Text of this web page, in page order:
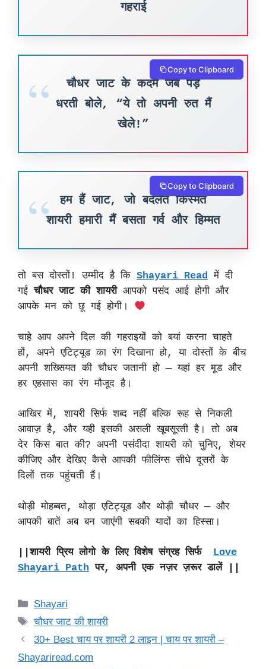
गहराई
चौधर जाट के कदम जब पड़े
धरती बोले, “ये तो अपनी रुत मैं
खेले!”
Copy to Clipboard
हम हैं जाट, जो बदलते किस्मत
शायरी हमारी मैं बसता गर्व और हिम्मत
Copy to Clipboard
तो बस दोस्तों! उम्मीद है कि Shayari Read में दी
गईचौधर जाट की शायरीआपको पसंद आई होगी और
आपके मन को छू गई होगी।
चाहे आप अपने दिल की गहराइयों को बयां करना चाहते
हों, अपने एटिट्यूड का रंग दिखाना हो, या दोस्तों के बीच
अपनी शख्सियत की चौधर जतानी हो — यहां हर मूड और
हर एहसास का रंग मौजूद है।
आखिर में, शायरी सिर्फ शब्द नहीं बल्कि रूह से निकली
आवाज़ है, और यही इसकी असली खूबसूरती है। तो अब
देर किस बात की? अपनी पसंदीदा शायरी को चुनिए, शेयर
कीजिए और देखिए कैसे आपकी फीलिंग्स सीधे दूसरों के
दिलों तक पहुंचती हैं।
थोड़ी मोहब्बत, थोड़ा एटिट्यूड और थोड़ी चौधर — और
आपकी बातें अब बन जाएंगी सबकी यादों का हिस्सा।
||शायरी प्रिय लोगो के लिए विशेष संग्रह सिर्फ Love
Shayari Path पर, अपनी एक नज़र ज़रूर डालें ||
Categories
Shayari
Tags
चौधर जाट की शायरी
30+ Best चाय पर शायरी 2 लाइन | चाय पर शायरी –
Shayariread.com